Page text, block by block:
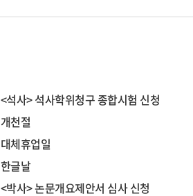
<석사> 석사학위청구 종합시험 신청
개천절
대체휴업일
한글날
<박사> 논문개요제안서 심사 신청